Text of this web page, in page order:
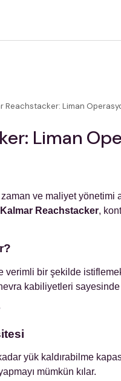
Reachstacker: Liman
Liman
ve maliyet yönetimi
Kalmar Reachstacker,
verimli bir şekilde
kabiliyetleri
yük kaldırabilme
mümkün kılar.